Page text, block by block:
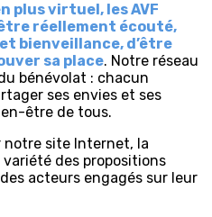
plus virtuel, les AVF
réellement écouté,
bienveillance, d’être
sa place. Notre réseau
bénévolat : chacun
ses envies et ses
être de tous.
notre site Internet, la
des propositions
acteurs engagés sur leur